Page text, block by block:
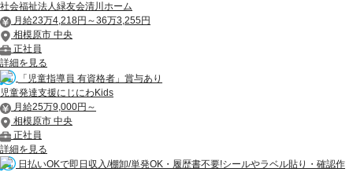
社会福祉法人緑友会清川ホーム
月給23万4,218円～36万3,255円
相模原市 中央
正社員
詳細を見る
「児童指導員 有資格者」賞与あり
児童発達支援にじにわKids
月給25万9,000円～
相模原市 中央
正社員
詳細を見る
日払いOKで即日収入/棚卸/単発OK・履歴書不要!シールやラベル貼り・確認作